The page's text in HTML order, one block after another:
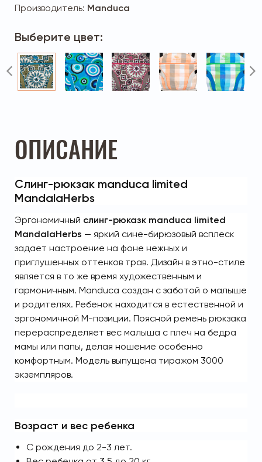
Производитель: Manduca
Выберите цвет:
ОПИСАНИЕ
Слинг-рюкзак manduca limited
MandalaHerbs
Эргономичный слинг-рюказк manduca limited
MandalaHerbs — яркий сине-бирюзовый всплеск
задает настроение на фоне нежных и
приглушенных оттенков трав. Дизайн в этно-стиле
является в то же время художественным и
гармоничным. Manduca создан с заботой о малыше
и родителях. Ребенок находится в естественной и
эргономичной М-позиции. Поясной ремень рюкзака
перераспределяет вес малыша с плеч на бедра
мамы или папы, делая ношение особенно
комфортным. Модель выпущена тиражом 3000
экземпляров.
Возраст и вес ребенка
С рождения до 2-3 лет.